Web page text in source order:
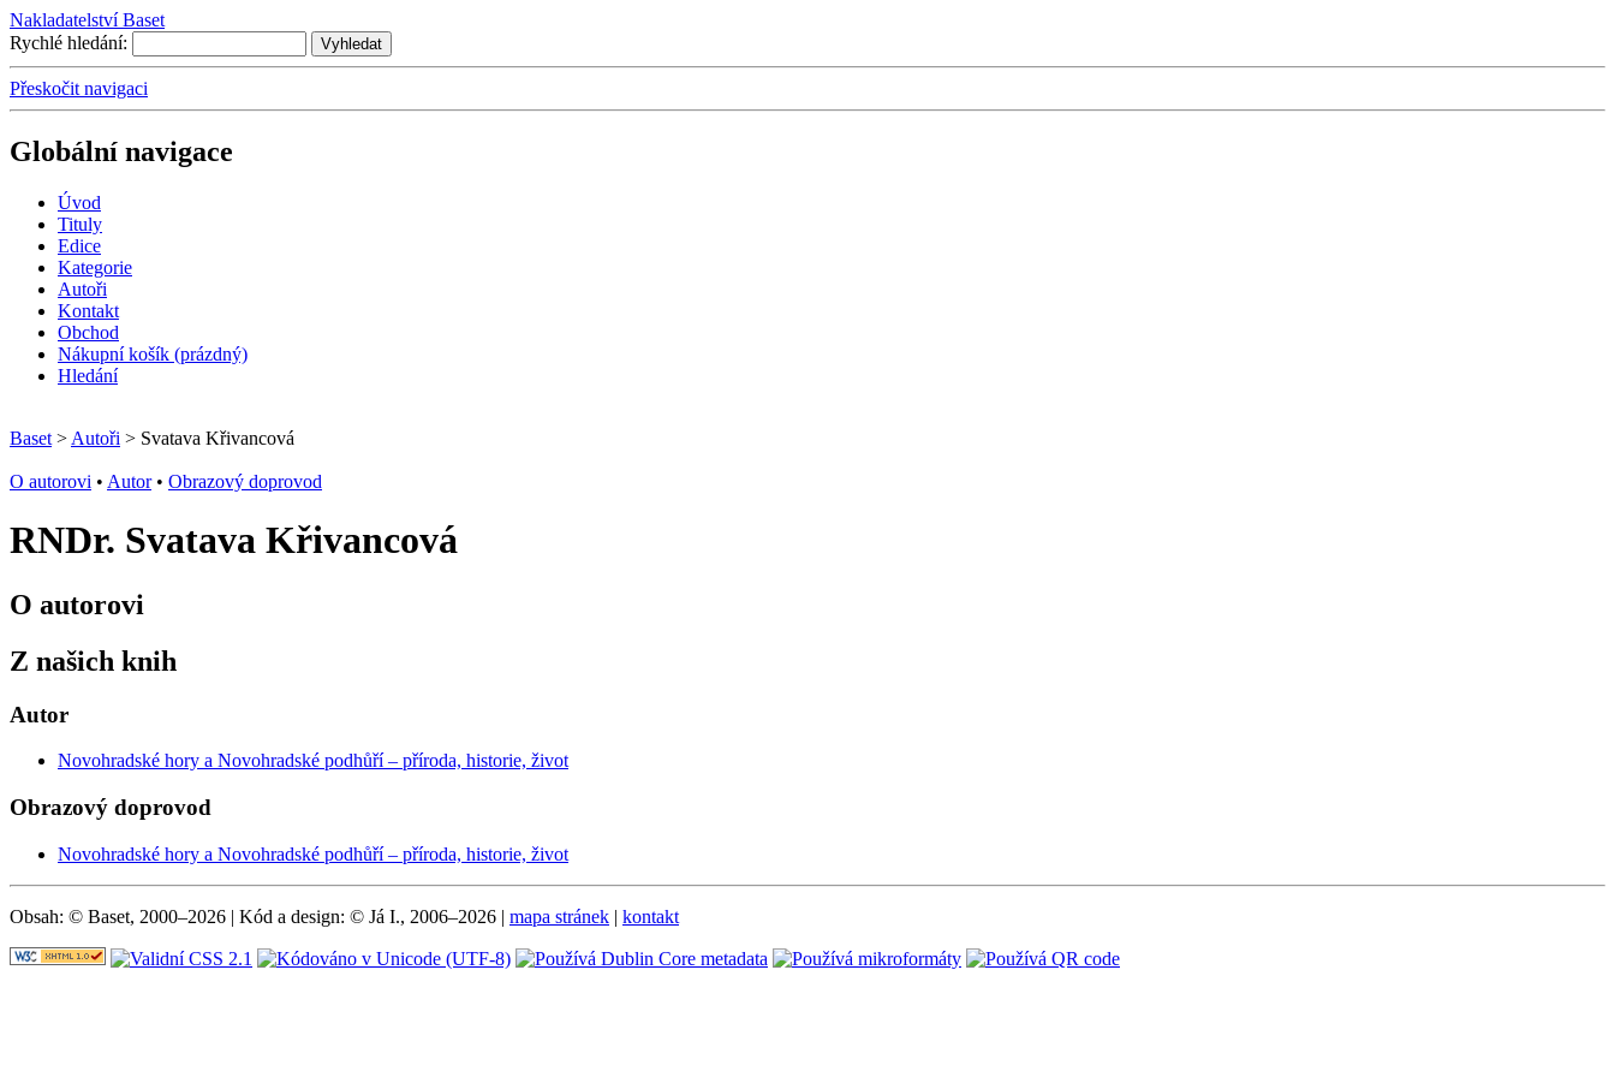
Nakladatelství Baset
Rychlé hledání:
Přeskočit navigaci
Globální navigace
Úvod
Tituly
Edice
Kategorie
Autoři
Kontakt
Obchod
Nákupní košík (prázdný)
Hledání
Baset > Autoři > Svatava Křivancová
O autorovi • Autor• Obrazový doprovod
RNDr. Svatava Křivancová
O autorovi
Z našich knih
Autor
Novohradské hory a Novohradské podhůří – příroda, historie, život
Obrazový doprovod
Novohradské hory a Novohradské podhůří – příroda, historie, život
Obsah: © Baset, 2000–2026 | Kód a design: © Já I., 2006–2026 | mapa stránek | kontakt